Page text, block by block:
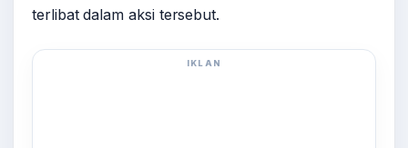
terlibat dalam aksi tersebut.
IKLAN